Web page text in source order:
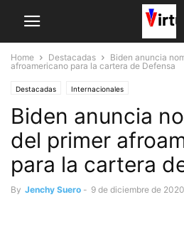
Home Destacadas
Biden anuncia
afroamericano para la cartera de Defensa
Destacadas Internacionales
Biden anuncia
del primer
para la cartera
By Jenchy Suero - 9 de diciembre de 2020